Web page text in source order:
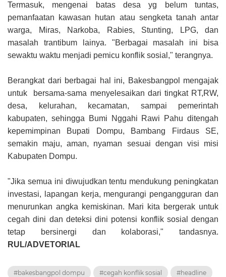
Termasuk, mengenai batas desa yg belum tuntas,
pemanfaatan kawasan hutan atau sengketa tanah antar
warga, Miras, Narkoba, Rabies, Stunting, LPG, dan
masalah trantibum lainya. "Berbagai masalah ini bisa
sewaktu waktu menjadi pemicu konflik sosial," terangnya.
Berangkat dari berbagai hal ini, Bakesbangpol mengajak
untuk bersama-sama menyelesaikan dari tingkat RT,RW,
desa, kelurahan, kecamatan, sampai pemerintah
kabupaten, sehingga Bumi Nggahi Rawi Pahu ditengah
kepemimpinan Bupati Dompu, Bambang Firdaus SE,
semakin maju, aman, nyaman sesuai dengan visi misi
Kabupaten Dompu.
"Jika semua ini diwujudkan tentu mendukung peningkatan
investasi, lapangan kerja, mengurangi pengangguran dan
menurunkan angka kemiskinan. Mari kita bergerak untuk
cegah dini dan deteksi dini potensi konflik sosial dengan
tetap bersinergi dan kolaborasi," tandasnya.
RUL/ADVETORIAL
#bakesbangpol dompu #cegah konflik sosial #headline